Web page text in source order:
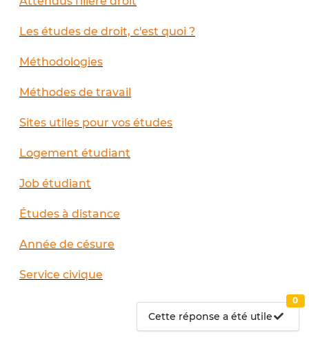
Les études de droit, c'est quoi ?
Méthodologies
Méthodes de travail
Sites utiles pour vos études
Logement étudiant
Job étudiant
Études à distance
Année de césure
Service civique
Cette réponse a été utile
0